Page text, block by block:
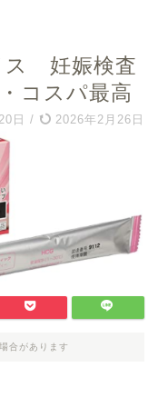
ス 妊娠検査
コスパ最高
日 / 2026年2月26日
合があります